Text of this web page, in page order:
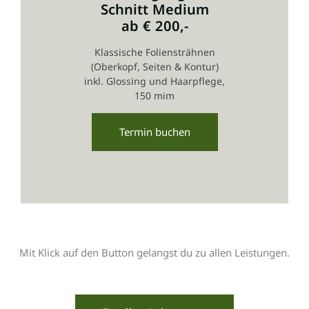
Schnitt Medium
ab € 200,-
Klassische Foliensträhnen
(Oberkopf, Seiten & Kontur)
inkl. Glossing und Haarpflege,
150 mim
Termin buchen
Mit Klick auf den Button gelangst du zu allen Leistungen.